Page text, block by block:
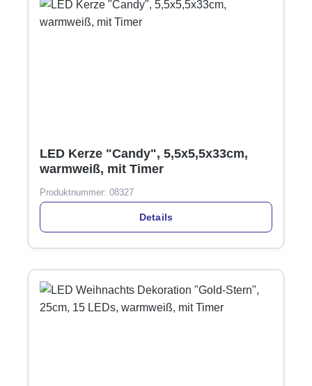
LED Kerze "Candy", 5,5x5,5x33cm,
warmweiß, mit Timer
Produktnummer: 08327
Details